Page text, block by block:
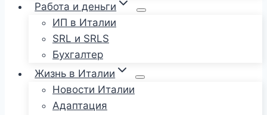
Работа и деньги
ИП в Италии
SRL и SRLS
Бухгалтер
Жизнь в Италии
Новости Италии
Адаптация